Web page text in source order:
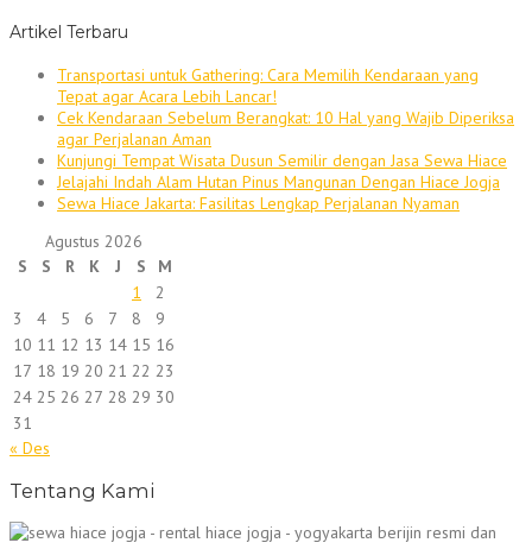
Artikel Terbaru
Transportasi untuk Gathering: Cara Memilih Kendaraan yang
Tepat agar Acara Lebih Lancar!
Cek Kendaraan Sebelum Berangkat: 10 Hal yang Wajib Diperiksa
agar Perjalanan Aman
Kunjungi Tempat Wisata Dusun Semilir dengan Jasa Sewa Hiace
Jelajahi Indah Alam Hutan Pinus Mangunan Dengan Hiace Jogja
Sewa Hiace Jakarta: Fasilitas Lengkap Perjalanan Nyaman
Agustus 2026
S
S R K J S
M
1
2
3
4 5 6 7 8
9
10 11 12 13 14 15 16
17 18 19 20 21 22 23
24 25 26 27 28 29 30
31
« Des
Tentang Kami